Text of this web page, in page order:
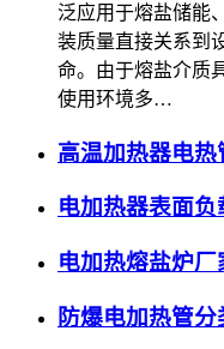
泛应用于熔盐储能
装质量直接关系到
命。由于熔盐介质
使用环境多…
高温加热器电
电加热器表面负
电加热熔盐炉
防爆电加热管分